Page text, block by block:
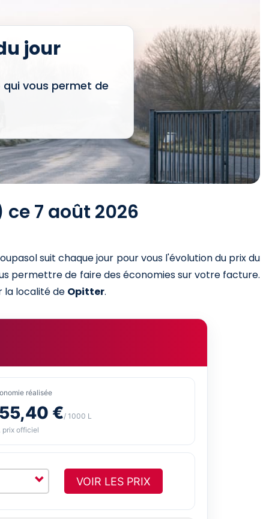
jour
qui vous permet de
7 août 2026
suit chaque jour pour vous l'évolution du prix du
permettre de faire des économies sur votre facture.
la localité de Opitter.
réalisée
€/ 1000 L
prix officiel
VOIR LES PRIX